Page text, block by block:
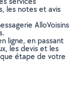
les notes et avis
AlloVoisins
ligne, en passant
les devis et les
étape de votre